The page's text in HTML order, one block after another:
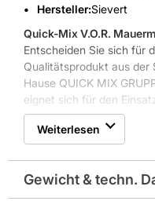
Hersteller:Sievert
Quick-Mix V.O.R.
Entscheiden Sie sich für
Qualitätsprodukt aus der
Hause QUICK MIX
eignet sich für den
Oberfläche ist
Die Farbe des Artikels ist
Weitere
Haftverbund in den
Stützkorn ermöglicht
Weiterlesen
Gewicht & techn.